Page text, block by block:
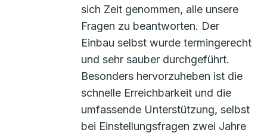
sich Zeit genommen, alle unsere
Fragen zu beantworten. Der
Einbau selbst wurde termingerecht
und sehr sauber durchgeführt.
Besonders hervorzuheben ist die
schnelle Erreichbarkeit und die
umfassende Unterstützung, selbst
bei Einstellungsfragen zwei Jahre